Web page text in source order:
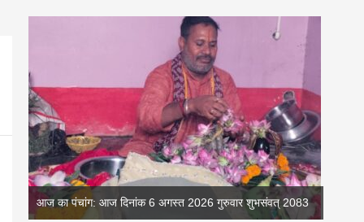
आज का पंचांग: आज दिनांक 6 अगस्त 2026 गुरुवार शुभसंवत् 2083